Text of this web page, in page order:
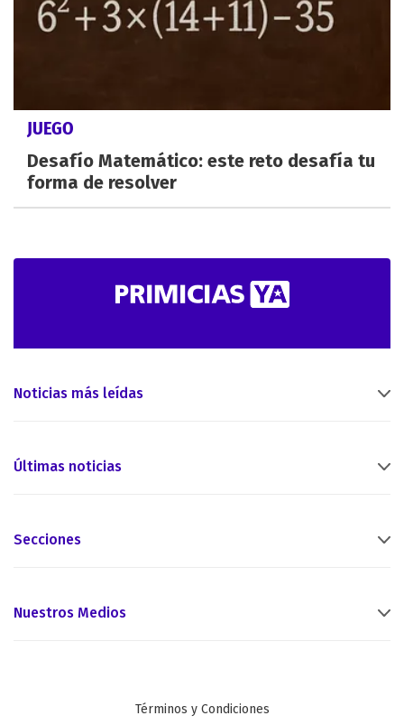
JUEGO
Desafío Matemático: este reto desafía tu
forma de resolver
Noticias más leídas
Últimas noticias
Secciones
Nuestros Medios
Términos y Condiciones